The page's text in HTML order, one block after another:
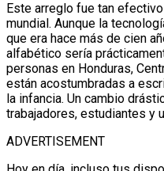
Este arreglo fue tan
mundial. Aunque la
que era hace más de cien
alfabético sería
personas en Honduras,
están acostumbradas a
la infancia. Un cambio
trabajadores, estudiantes y
ADVERTISEMENT